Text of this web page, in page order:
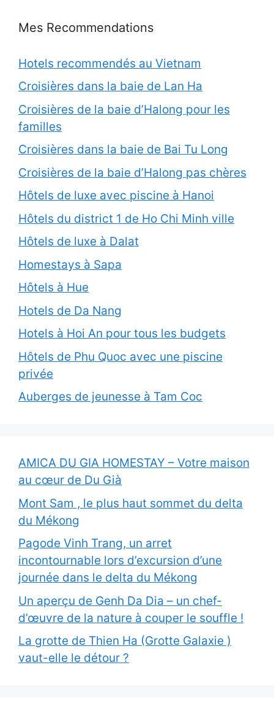
Mes Recommendations
Hotels recommendés au Vietnam
Croisières dans la baie de Lan Ha
Croisières de la baie d’Halong pour les
familles
Croisières dans la baie de Bai Tu Long
Croisières de la baie d’Halong pas chères
Hôtels de luxe avec piscine à Hanoi
Hôtels du district 1 de Ho Chi Minh ville
Hôtels de luxe à Dalat
Homestays à Sapa
Hôtels à Hue
Hotels de Da Nang
Hotels à Hoi An pour tous les budgets
Hôtels de Phu Quoc avec une piscine
privée
Auberges de jeunesse à Tam Coc
AMICA DU GIA HOMESTAY – Votre maison
au cœur de Du Già
Mont Sam , le plus haut sommet du delta
du Mékong
Pagode Vinh Trang, un arret
incontournable lors d’excursion d’une
journée dans le delta du Mékong
Un aperçu de Genh Da Dia – un chef-
d’œuvre de la nature à couper le souffle !
La grotte de Thien Ha (Grotte Galaxie )
vaut-elle le détour ?